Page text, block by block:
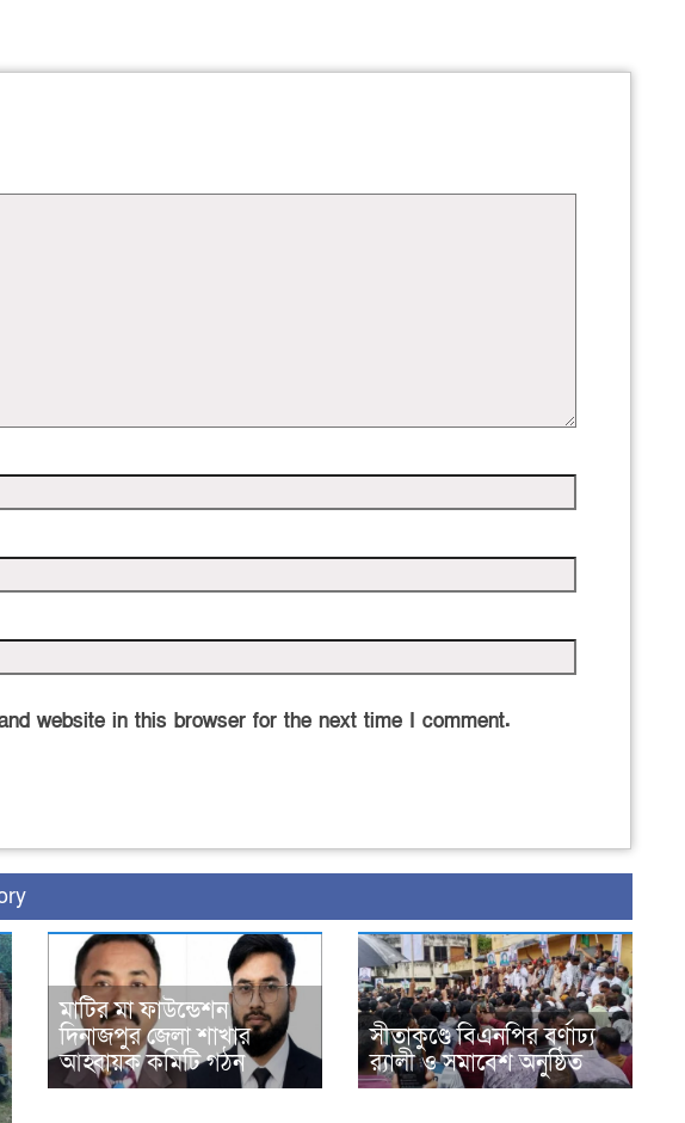
website in this browser for the next time I comment.
মাটির মা ফাউন্ডেশন
দিনাজপুর জেলা শাখার
আহ্বায়ক কমিটি গঠন
সীতাকুণ্ডে বিএনপির বর্ণাঢ্য
র‍্যালী ও সমাবেশ অনুষ্ঠিত